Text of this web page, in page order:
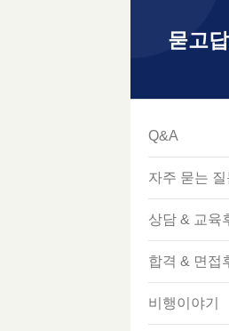
묻고
Q&A
자주 묻는 질
상담 & 교육
합격 & 면접
비행이야기